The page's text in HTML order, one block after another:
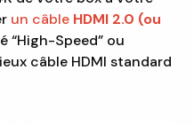
un câble HDMI 2.0 (ou
“High-Speed” ou
câble HDMI standard